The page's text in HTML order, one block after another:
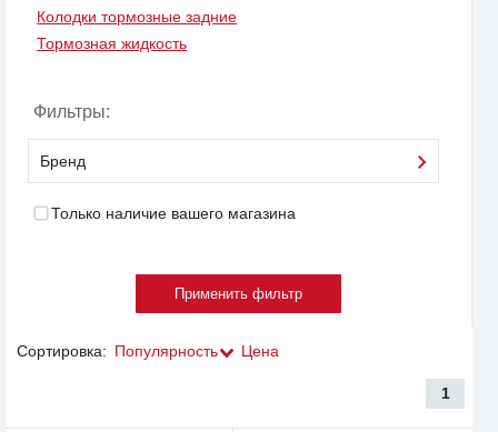
Колодки тормозные задние
Тормозная жидкость
Фильтры:
Бренд
Только наличие вашего магазина
Сортировка: Популярность Цена
1